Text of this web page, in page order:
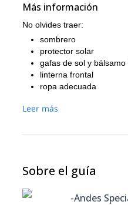
Más información
No olvides traer:
sombrero
protector solar
gafas de sol y bálsamo
linterna frontal
ropa adecuada
saco de dormir
botella de agua
Leer más
Sobre el guía
-Andes